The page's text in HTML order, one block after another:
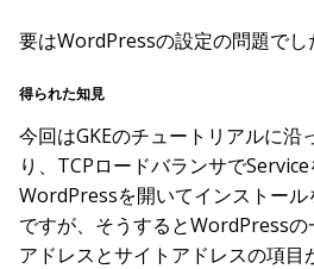
要はWordPressの設定の問題でし
得られた知見
今回はGKEのチュートリアルに沿
り、TCPロードバランサで
WordPressを開いてインストー
ですが、そうするとWordPress
アドレスとサイトアドレスの項